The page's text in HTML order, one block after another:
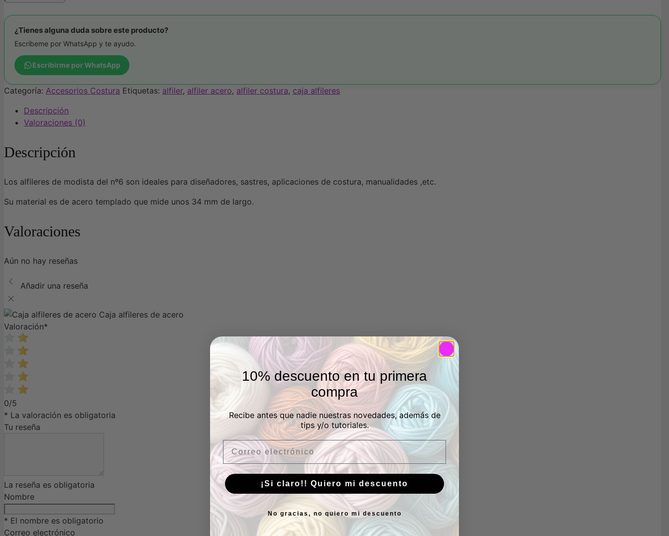
alfileres
de
acero
cantidad
¿Tienes alguna duda sobre este producto?
Escríbeme por WhatsApp y te ayudo.
Escribirme por WhatsApp
Categoría: Accesorios Costura Etiquetas: alfiler, alfiler acero, alfiler costura, caja alfileres
Descripción
Valoraciones (0)
Descripción
Los alfileres de modista del nº6 son ideales para diseñadores, sastres, aplicaciones de costura, manualidades ,etc.
Su material es de acero templado que mide unos 34 mm de largo.
Valoraciones
Aún no hay reseñas
Añadir una reseña
Caja alfileres de acero
Valoración*
0/5
* La valoración es obligatoria
Tu reseña
La reseña es obligatoria
Nombre
* El nombre es obligatorio
Correo electrónico
10% descuento en tu primera
compra
Recibe antes que nadie nuestras novedades, además de
tips y/o tutoriales.
Email
¡Si claro!! Quiero mi descuento
No gracias, no quiero mi descuento